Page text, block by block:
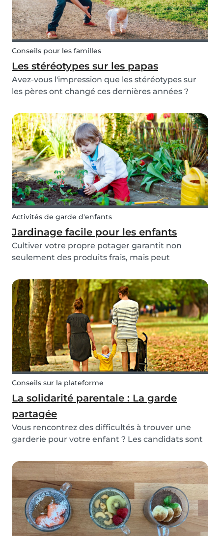
Conseils pour les familles
Les stéréotypes sur les papas
Avez-vous l'impression que les stéréotypes sur
les pères ont changé ces dernières années ?
que les points de vue de la société sur la
différence entre les pères et les mères se sont
améli...
Activités de garde d'enfants
Jardinage facile pour les enfants
Cultiver votre propre potager garantit non
seulement des produits frais, mais peut
opportunité de développer ses compétences
manuelles. En enseignant à vos enfants les
bases du jardinage, ils peuve...
Conseils sur la plateforme
La solidarité parentale : La garde
partagée
Vous rencontrez des difficultés à trouver une
garderie pour votre enfant ? Les candidats sont
abordable à l'horizon ? Heureusement, Babysits
peut vous aider. Découvrez la solidarité
parentale !